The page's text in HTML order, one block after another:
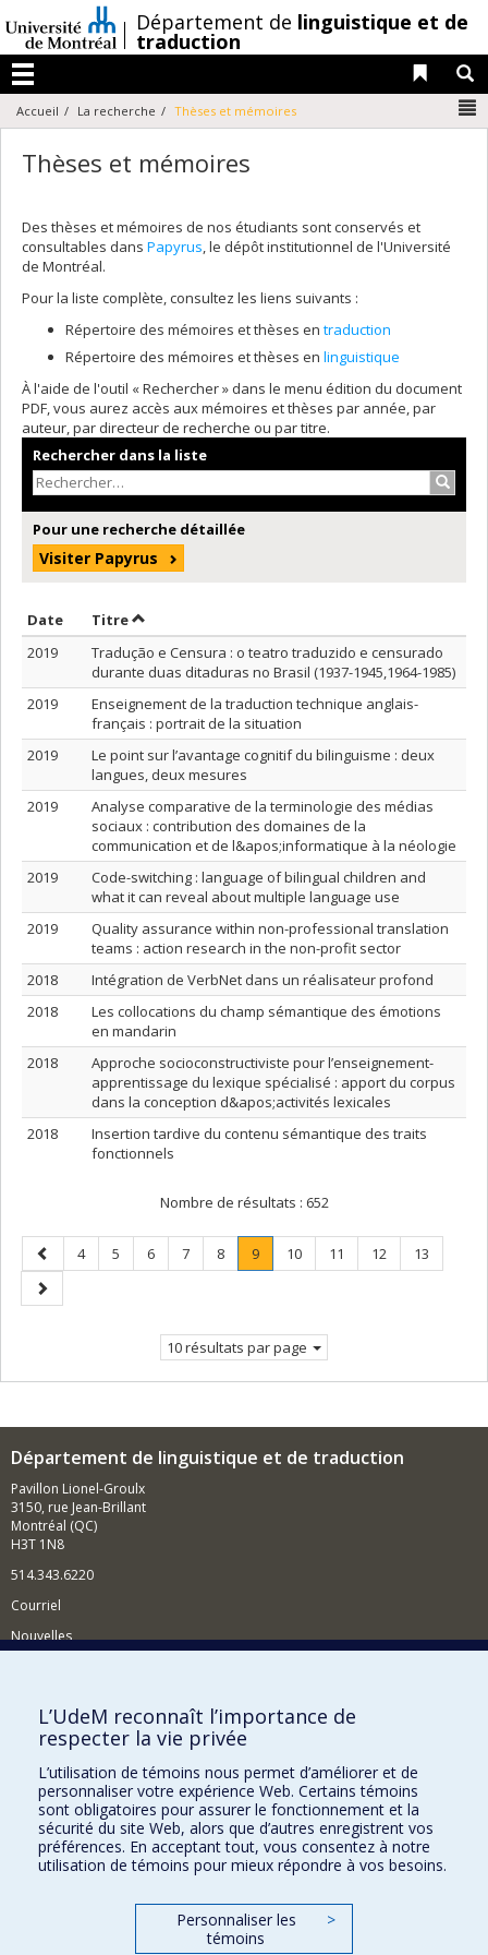
au
contenu
/Département de linguistique et de
traduction
Menu
Liens
Accueil La recherche Thèses et mémoires
Thèses et mémoires
Des thèses et mémoires de nos étudiants sont conservés et
consultables dans Papyrus, le dépôt institutionnel de l'Université
de Montréal.
Pour la liste complète, consultez les liens suivants :
Répertoire des mémoires et thèses en traduction
Répertoire des mémoires et thèses en linguistique
À l'aide de l'outil « Rechercher » dans le menu édition du document
PDF, vous aurez accès aux mémoires et thèses par année, par
auteur, par directeur de recherche ou par titre.
Rechercher dans la liste
Pour une recherche détaillée
Visiter Papyrus
Date Trier par date en ordre croissant
TitreTrier par titre en ordre croissant
2019
Tradução e Censura : o teatro traduzido e censurado
durante duas ditaduras no Brasil (1937-1945,1964-1985)
2019
Enseignement de la traduction technique anglais-
français : portrait de la situation
2019
Le point sur l’avantage cognitif du bilinguisme : deux
langues, deux mesures
2019
Analyse comparative de la terminologie des médias
sociaux : contribution des domaines de la
communication et de l&apos;informatique à la néologie
2019
Code-switching : language of bilingual children and
what it can reveal about multiple language use
2019
Quality assurance within non-professional translation
teams : action research in the non-profit sector
2018
Intégration de VerbNet dans un réalisateur profond
2018
Les collocations du champ sémantique des émotions
en mandarin
2018
Approche socioconstructiviste pour l’enseignement-
apprentissage du lexique spécialisé : apport du corpus
dans la conception d&apos;activités lexicales
2018
Insertion tardive du contenu sémantique des traits
fonctionnels
Nombre de résultats : 652
Page
précédente
Page
4 Page
5 Page
6 Page
7 Page
8 Page
9.
Page
Page
10 Page
11 Page
12 Page
13
Page
suivante
10 résultats par page
Département de linguistique et de traduction
Pavillon Lionel-Groulx
3150, rue Jean-Brillant
Montréal (QC)
H3T 1N8
514.343.6220
Courriel
Nouvelles
Comment soutenir le Département?
BESOIN D'AIDE?
Plan du site
Signaler une erreur
Accessibilité
FACULTÉ DES ARTS ET DES SCIENCES
Nos départements et écoles
L’UdeM reconnaît l’importance de
respecter la vie privée
L’utilisation de témoins nous permet d’améliorer et de
personnaliser votre expérience Web. Certains témoins
sont obligatoires pour assurer le fonctionnement et la
sécurité du site Web, alors que d’autres enregistrent vos
préférences. En acceptant tout, vous consentez à notre
utilisation de témoins pour mieux répondre à vos besoins.
Personnaliser les
témoins
>